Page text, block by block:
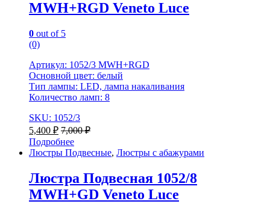
MWH+RGD Veneto Luce
0 out of 5
(0)
Артикул: 1052/3 MWH+RGD
Основной цвет: белый
Тип лампы: LED, лампа накаливания
Количество ламп: 8
SKU: 1052/3
5,400 ₽ 7,000₽
Подробнее
Люстры Подвесные, Люстры с абажурами
Люстра Подвесная 1052/8
MWH+GD Veneto Luce